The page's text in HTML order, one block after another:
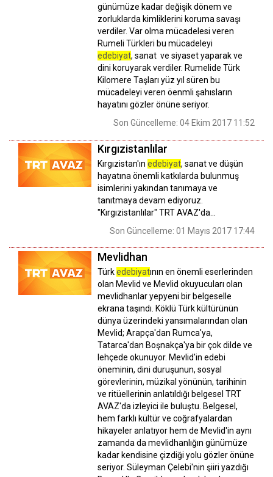
günümüze kadar değişik dönem ve
zorluklarda kimliklerini koruma savaşı
verdiler. Var olma mücadelesi veren
Rumeli Türkleri bu mücadeleyi
edebiyat, sanat ve siyaset yaparak ve
dini koruyarak verdiler. Rumelide Türk
Kilomere Taşları yüz yıl süren bu
mücadeleyi veren öenmli şahısların
hayatını gözler önüne seriyor.
Son Güncelleme: 04 Ekim 2017 11:52
Kırgızistanlılar
Kırgızistan'ın edebiyat, sanat ve düşün
hayatına önemli katkılarda bulunmuş
isimlerini yakından tanımaya ve
tanıtmaya devam ediyoruz.
"Kırgızistanlılar" TRT AVAZ'da...
Son Güncelleme: 01 Mayıs 2017 17:44
Mevlidhan
Türkedebiyatının en önemli eserlerinden
olan Mevlid ve Mevlid okuyucuları olan
mevlidhanlar yepyeni bir belgeselle
ekrana taşındı. Köklü Türk kültürünün
dünya üzerindeki yansımalarından olan
Mevlid; Arapça'dan Rumca'ya,
Tatarca'dan Boşnakça'ya bir çok dilde ve
lehçede okunuyor. Mevlid'in edebi
öneminin, dini duruşunun, sosyal
görevlerinin, müzikal yönünün, tarihinin
ve ritüellerinin anlatıldığı belgesel TRT
AVAZ'da izleyici ile buluştu. Belgesel,
hem farklı kültür ve coğrafyalardan
hikayeler anlatıyor hem de Mevlid'in aynı
zamanda da mevlidhanlığın günümüze
kadar kendisine çizdiği yolu gözler önüne
seriyor. Süleyman Çelebi'nin şiiri yazdığı